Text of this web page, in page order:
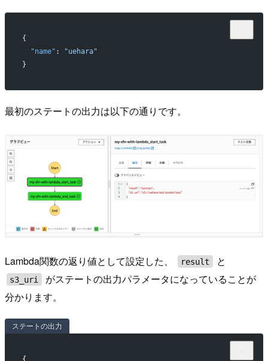
{
  "name"
:
"uehara"
}
最初のステートの出力は以下の通りです。
Lambda関数の返り値として設定した、 result と
s3_uri
がステートの出力パラメータになっていることが
分かります。
ステートの出力